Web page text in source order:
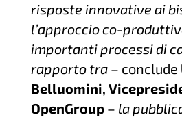
risposte innovative ai
l’approccio co-
importanti processi di
rapporto tra– conclude
Belluomini,
OpenGroup– la